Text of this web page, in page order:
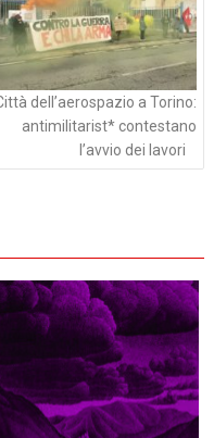
dell’aerospazio a Torino:
antimilitarist* contestano
l’avvio dei lavori